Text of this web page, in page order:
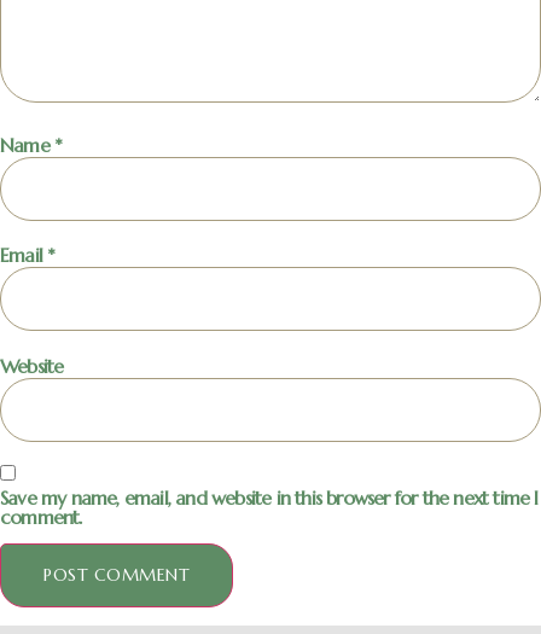
Name *
Email *
Website
Save my name, email, and website in this browser for the next time I
comment.